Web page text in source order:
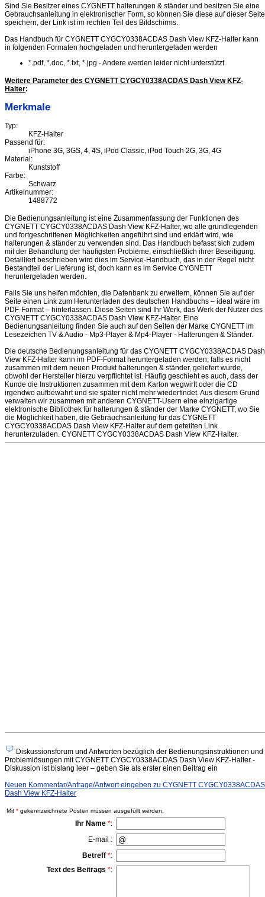
Sind Sie Besitzer eines CYGNETT halterungen & ständer und besitzen Sie eine
Gebrauchsanleitung in elektronischer Form, so können Sie diese auf dieser Seite
speichern, der Link ist im rechten Teil des Bildschirms.
Das Handbuch für CYGNETT CYGCY0338ACDAS Dash View KFZ-Halter kann
in folgenden Formaten hochgeladen und heruntergeladen werden
*.pdf, *.doc, *.txt, *.jpg - Andere werden leider nicht unterstützt.
Weitere Parameter des CYGNETT CYGCY0338ACDAS Dash View KFZ-
Halter:
Merkmale
Typ:
KFZ-Halter
Passend für:
iPhone 3G, 3GS, 4, 4S, iPod Classic, iPod Touch 2G, 3G, 4G
Material:
Kunststoff
Farbe:
Schwarz
Artikelnummer:
1488772
Die Bedienungsanleitung ist eine Zusammenfassung der Funktionen des
CYGNETT CYGCY0338ACDAS Dash View KFZ-Halter, wo alle grundlegenden
und fortgeschrittenen Möglichkeiten angeführt sind und erklärt wird, wie
halterungen & ständer zu verwenden sind. Das Handbuch befasst sich zudem
mit der Behandlung der häufigsten Probleme, einschließlich ihrer Beseitigung.
Detailliert beschrieben wird dies im Service-Handbuch, das in der Regel nicht
Bestandteil der Lieferung ist, doch kann es im Service CYGNETT
heruntergeladen werden.
Falls Sie uns helfen möchten, die Datenbank zu erweitern, können Sie auf der
Seite einen Link zum Herunterladen des deutschen Handbuchs – ideal wäre im
PDF-Format – hinterlassen. Diese Seiten sind Ihr Werk, das Werk der Nutzer des
CYGNETT CYGCY0338ACDAS Dash View KFZ-Halter. Eine
Bedienungsanleitung finden Sie auch auf den Seiten der Marke CYGNETT im
Lesezeichen TV & Audio - Mp3-Player & Mp4-Player - Halterungen & Ständer.
Die deutsche Bedienungsanleitung für das CYGNETT CYGCY0338ACDAS Dash
View KFZ-Halter kann im PDF-Format heruntergeladen werden, falls es nicht
zusammen mit dem neuen Produkt halterungen & ständer, geliefert wurde,
obwohl der Hersteller hierzu verpflichtet ist. Häufig geschieht es auch, dass der
Kunde die Instruktionen zusammen mit dem Karton wegwirft oder die CD
irgendwo aufbewahrt und sie später nicht mehr wiederfindet. Aus diesem Grund
verwalten wir zusammen mit anderen CYGNETT-Usern eine einzigartige
elektronische Bibliothek für halterungen & ständer der Marke CYGNETT, wo Sie
die Möglichkeit haben, die Gebrauchsanleitung für das CYGNETT
CYGCY0338ACDAS Dash View KFZ-Halter auf dem geteilten Link
herunterzuladen. CYGNETT CYGCY0338ACDAS Dash View KFZ-Halter.
Diskussionsforum und Antworten bezüglich der Bedienungsinstruktionen und
Problemlösungen mit CYGNETT CYGCY0338ACDAS Dash View KFZ-Halter -
Diskussion ist bislang leer – geben Sie als erster einen Beitrag ein
Neuen Kommentar/Anfrage/Antwort eingeben zu CYGNETT CYGCY0338ACDAS
Dash View KFZ-Halter
Mit * gekennzeichnete Posten müssen ausgefüllt werden.
Ihr Name *:
E-mail :
Betreff *:
Text des Beitrags *: